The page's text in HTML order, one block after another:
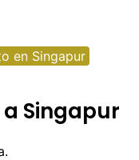
en Singapur
Singapur